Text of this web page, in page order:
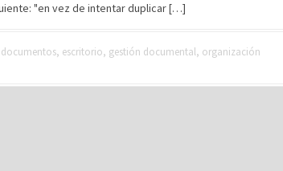
"en vez de intentar duplicar […]
documentos, escritorio, gestión documental, organización